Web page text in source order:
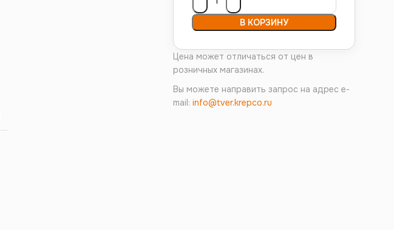
В КОРЗИНУ
Цена может отличаться от цен в
розничных магазинах.
Вы можете направить запрос на адрес e-
mail: info@tver.krepco.ru